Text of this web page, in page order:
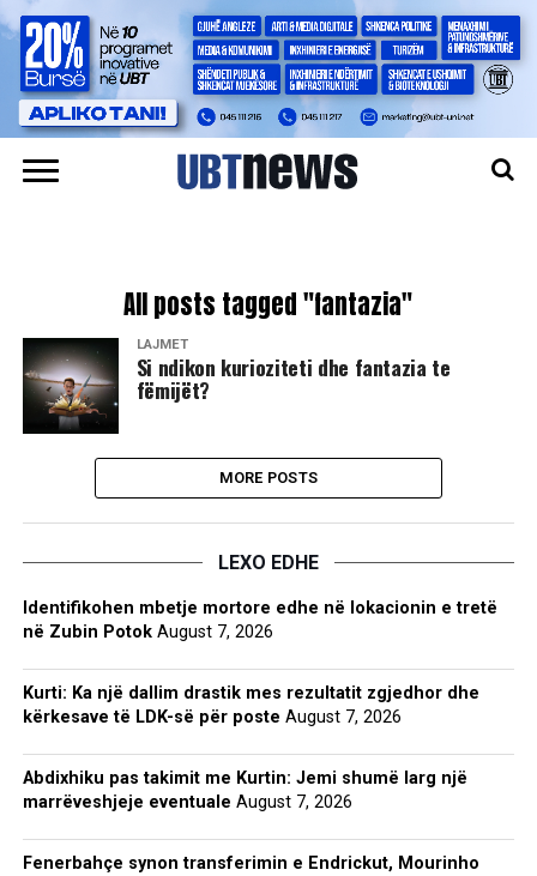
All posts tagged "fantazia"
LAJMET
Si ndikon kurioziteti dhe fantazia te
fëmijët?
MORE POSTS
LEXO EDHE
Identifikohen mbetje mortore edhe në lokacionin e tretë
në Zubin Potok August 7, 2026
Kurti: Ka një dallim drastik mes rezultatit zgjedhor dhe
kërkesave të LDK-së për poste August 7, 2026
Abdixhiku pas takimit me Kurtin: Jemi shumë larg një
marrëveshjeje eventuale August 7, 2026
Fenerbahçe synon transferimin e Endrickut, Mourinho